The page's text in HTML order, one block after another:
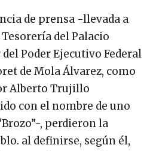
de prensa -llevada a
del Palacio
Poder Ejecutivo Federal
de Mola Álvarez, como
Alberto Trujillo
con el nombre de uno
, perdieron la
al definirse, según él,